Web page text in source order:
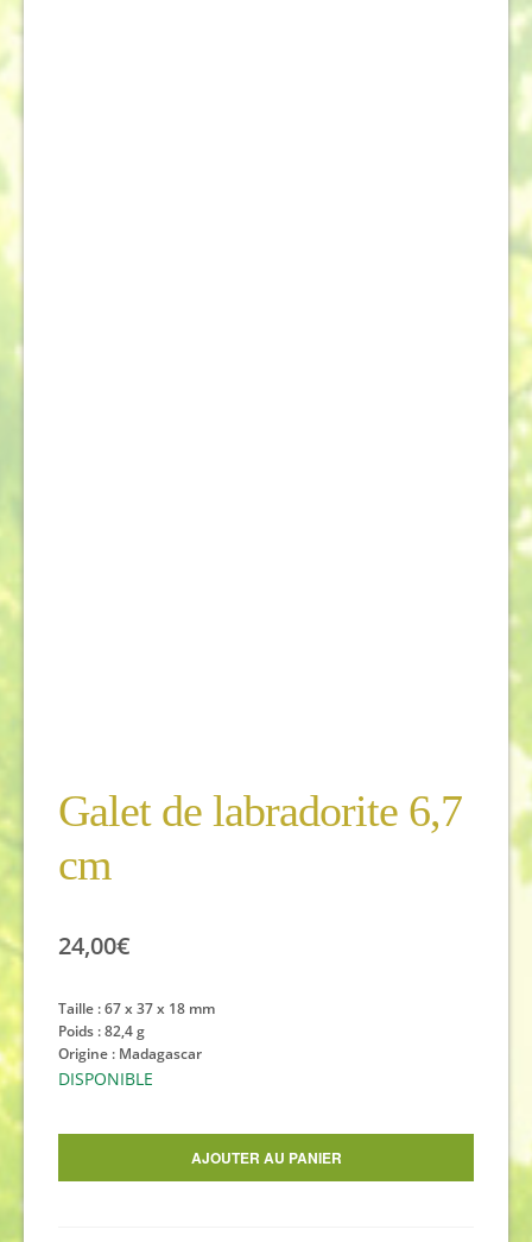
Galet de labradorite 6,7
cm
24,00€
Taille :67 x 37 x 18 mm
Poids : 82,4 g
Origine : Madagascar
DISPONIBLE
AJOUTER AU PANIER